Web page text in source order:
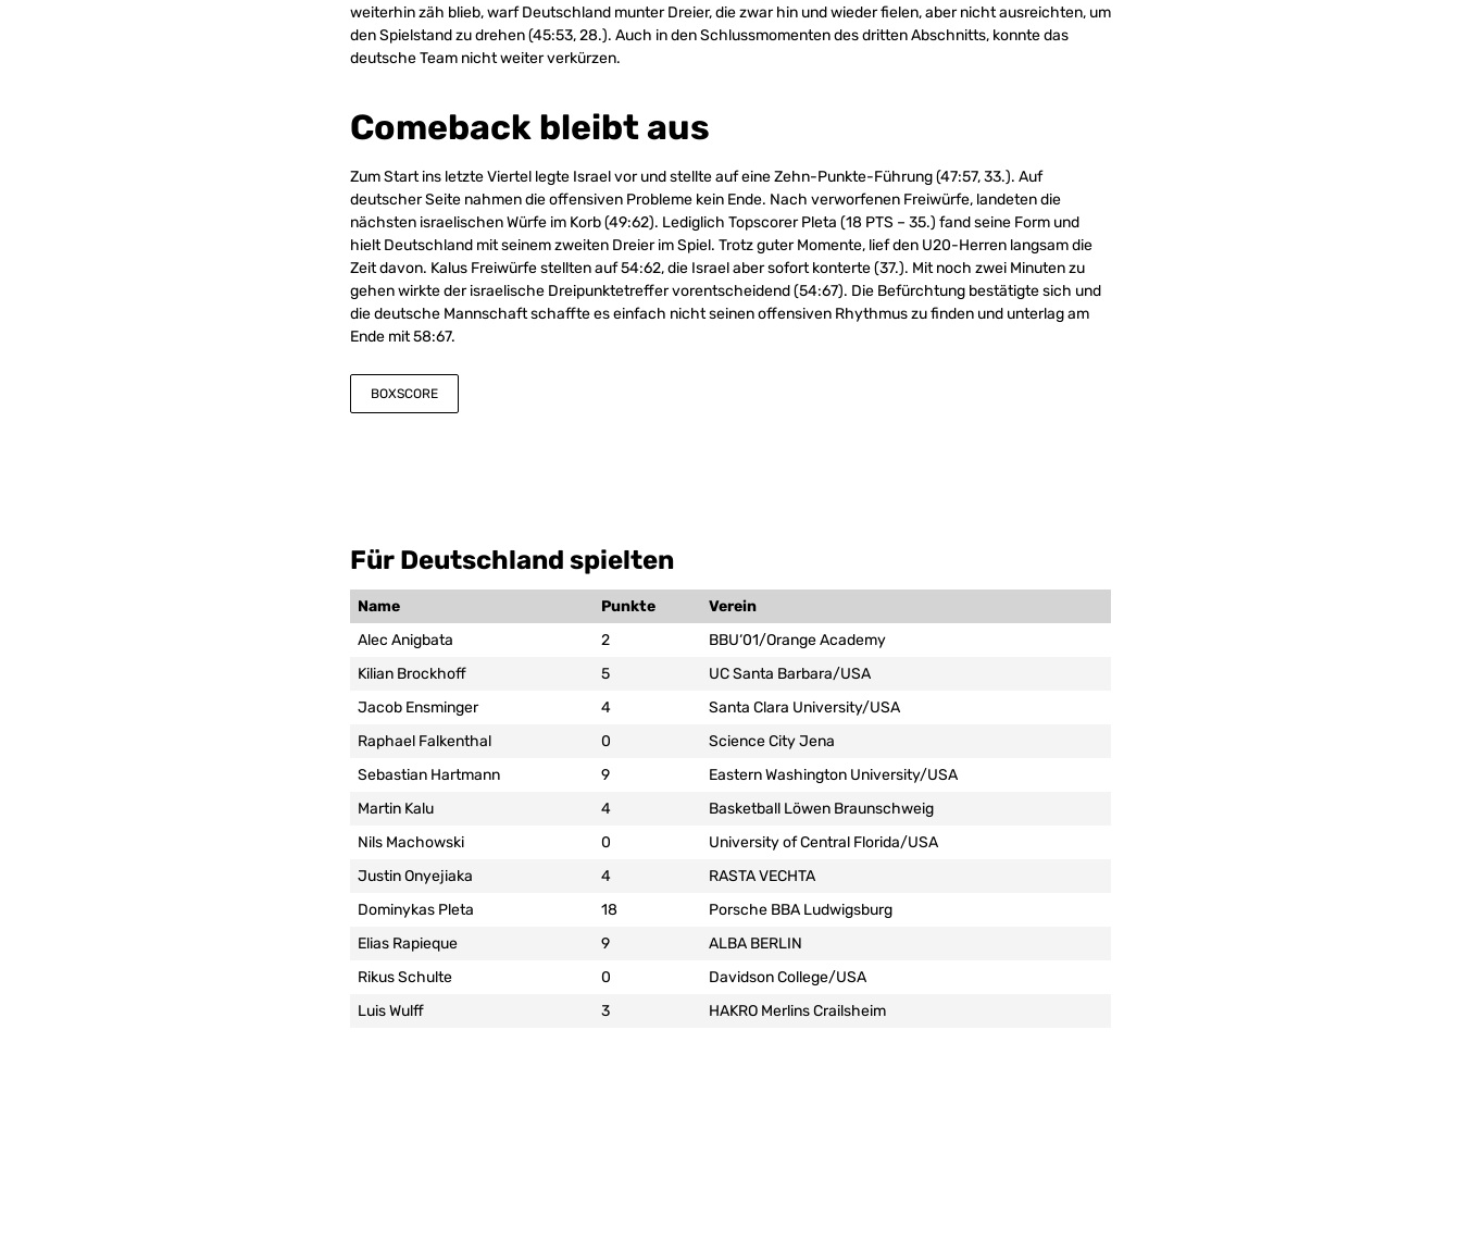
weiterhin zäh blieb, warf Deutschland munter Dreier, die zwar hin und wieder fielen, aber nicht ausreichten, um
den Spielstand zu drehen (45:53, 28.). Auch in den Schlussmomenten des dritten Abschnitts, konnte das
deutsche Team nicht weiter verkürzen.
Comeback bleibt aus
Zum Start ins letzte Viertel legte Israel vor und stellte auf eine Zehn-Punkte-Führung (47:57, 33.). Auf
deutscher Seite nahmen die offensiven Probleme kein Ende. Nach verworfenen Freiwürfe, landeten die
nächsten israelischen Würfe im Korb (49:62). Lediglich Topscorer Pleta (18 PTS – 35.) fand seine Form und
hielt Deutschland mit seinem zweiten Dreier im Spiel. Trotz guter Momente, lief den U20-Herren langsam die
Zeit davon. Kalus Freiwürfe stellten auf 54:62, die Israel aber sofort konterte (37.). Mit noch zwei Minuten zu
gehen wirkte der israelische Dreipunktetreffer vorentscheidend (54:67). Die Befürchtung bestätigte sich und
die deutsche Mannschaft schaffte es einfach nicht seinen offensiven Rhythmus zu finden und unterlag am
Ende mit 58:67.
BOXSCORE
Für Deutschland spielten
Name Punkte
Verein
Alec Anigbata
2
BBU‘01/Orange Academy
Kilian Brockhoff
5
UC Santa Barbara/USA
Jacob Ensminger
4
Santa Clara University/USA
Raphael Falkenthal
0
Science City Jena
Sebastian Hartmann
9
Eastern Washington University/USA
Martin Kalu
4
Basketball Löwen Braunschweig
Nils Machowski
0
University of Central Florida/USA
Justin Onyejiaka
4
RASTA VECHTA
Dominykas Pleta
18
Porsche BBA Ludwigsburg
Elias Rapieque
9
ALBA BERLIN
Rikus Schulte
0
Davidson College/USA
Luis Wulff
3 HAKRO Merlins Crailsheim